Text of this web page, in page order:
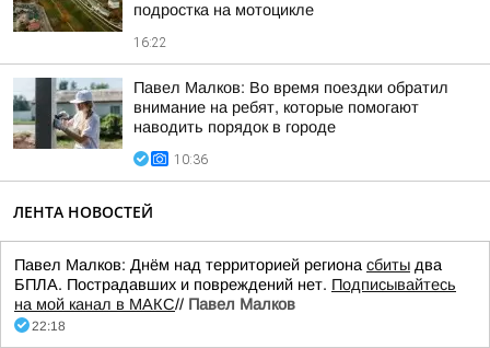
подростка на мотоцикле
16:22
Павел Малков: Во время поездки обратил
внимание на ребят, которые помогают
наводить порядок в городе
10:36
ЛЕНТА НОВОСТЕЙ
Павел Малков: Днём над территорией региона сбиты два
БПЛА. Пострадавших и повреждений нет. Подписывайтесь
на мой канал в МАКС// Павел Малков
22:18